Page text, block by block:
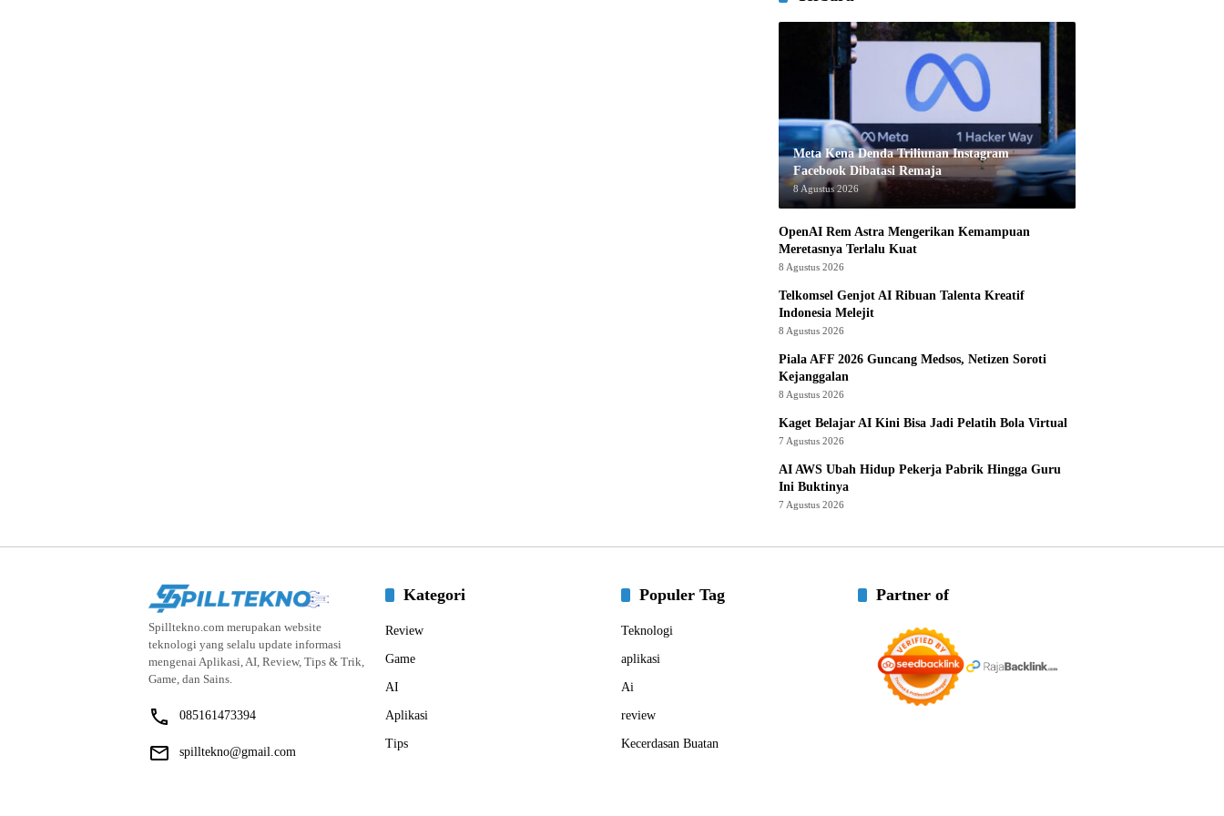
Meta Kena Denda Triliunan Instagram
Facebook Dibatasi Remaja
8 Agustus 2026
OpenAI Rem Astra Mengerikan Kemampuan
Meretasnya Terlalu Kuat
8 Agustus 2026
Telkomsel Genjot AI Ribuan Talenta Kreatif
Indonesia Melejit
8 Agustus 2026
Piala AFF 2026 Guncang Medsos, Netizen Soroti
Kejanggalan
8 Agustus 2026
Kaget Belajar AI Kini Bisa Jadi Pelatih Bola Virtual
7 Agustus 2026
AI AWS Ubah Hidup Pekerja Pabrik Hingga Guru
Ini Buktinya
7 Agustus 2026
Spilltekno.com merupakan website
teknologi yang selalu update informasi
mengenai Aplikasi, AI, Review, Tips & Trik,
Game, dan Sains.
085161473394
spilltekno@gmail.com
Kategori
Review
Game
AI
Aplikasi
Tips
Populer Tag
Teknologi
aplikasi
Ai
review
Kecerdasan Buatan
Partner of